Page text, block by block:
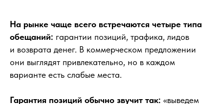
На рынке чаще всего встречаются четыре типа
обещаний: гарантии позиций, трафика, лидов
и возврата денег. В коммерческом предложении
они выглядят привлекательно, но в каждом
варианте есть слабые места.
Гарантия позиций обычно звучит так: «выведем